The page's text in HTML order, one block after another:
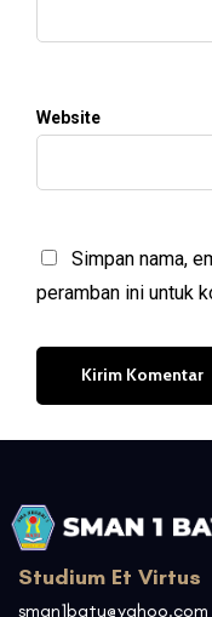
Website
Simpan nama,
peramban ini untuk
Studium Et Virtus
sman1batu@yahoo.com